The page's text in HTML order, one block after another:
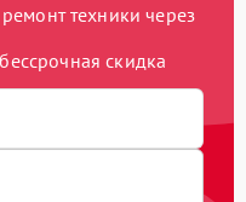
техники через
скидка